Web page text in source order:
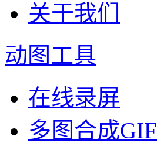
关于我们
动图工具
在线录屏
多图合成GIF